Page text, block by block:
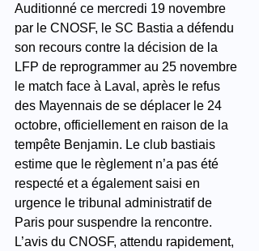
Auditionné ce mercredi 19 novembre
par le CNOSF, le SC Bastia a défendu
son recours contre la décision de la
LFP de reprogrammer au 25 novembre
le match face à Laval, après le refus
des Mayennais de se déplacer le 24
octobre, officiellement en raison de la
tempête Benjamin. Le club bastiais
estime que le règlement n’a pas été
respecté et a également saisi en
urgence le tribunal administratif de
Paris pour suspendre la rencontre.
L’avis du CNOSF, attendu rapidement,